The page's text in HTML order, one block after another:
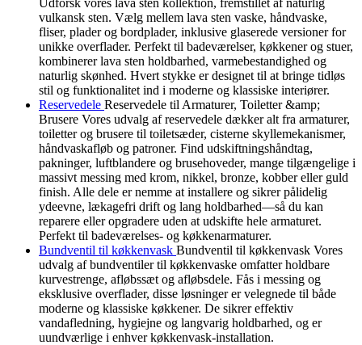
vulkansk sten. Vælg mellem lava sten vaske, håndvaske,
fliser, plader og bordplader, inklusive glaserede versioner for
unikke overflader. Perfekt til badeværelser, køkkener og stuer,
kombinerer lava sten holdbarhed, varmebestandighed og
naturlig skønhed. Hvert stykke er designet til at bringe tidløs
stil og funktionalitet ind i moderne og klassiske interiører.
Reservedele Reservedele til Armaturer, Toiletter &amp;
Brusere Vores udvalg af reservedele dækker alt fra armaturer,
toiletter og brusere til toiletsæder, cisterne skyllemekanismer,
håndvaskafløb og patroner. Find udskiftningshåndtag,
pakninger, luftblandere og brusehoveder, mange tilgængelige i
massivt messing med krom, nikkel, bronze, kobber eller guld
finish. Alle dele er nemme at installere og sikrer pålidelig
ydeevne, lækagefri drift og lang holdbarhed—så du kan
reparere eller opgradere uden at udskifte hele armaturet.
Perfekt til badeværelses- og køkkenarmaturer.
Bundventil til køkkenvask Bundventil til køkkenvask Vores
udvalg af bundventiler til køkkenvaske omfatter holdbare
kurvestrenge, afløbssæt og afløbsdele. Fås i messing og
eksklusive overflader, disse løsninger er velegnede til både
moderne og klassiske køkkener. De sikrer effektiv
vandafledning, hygiejne og langvarig holdbarhed, og er
uundværlige i enhver køkkenvask-installation.